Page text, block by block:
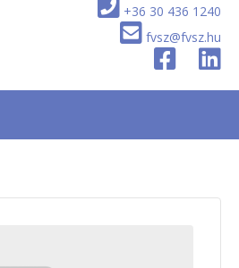
+36 30 436 1240
fvsz@fvsz.hu